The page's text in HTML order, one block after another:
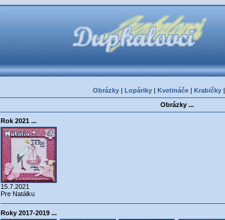
Obrázky| Lopáriky| Kvetináče| Krabičky|
Obrázky ...
Rok 2021 ...
15.7.2021
Pre Natálku
Roky 2017-2019 ...